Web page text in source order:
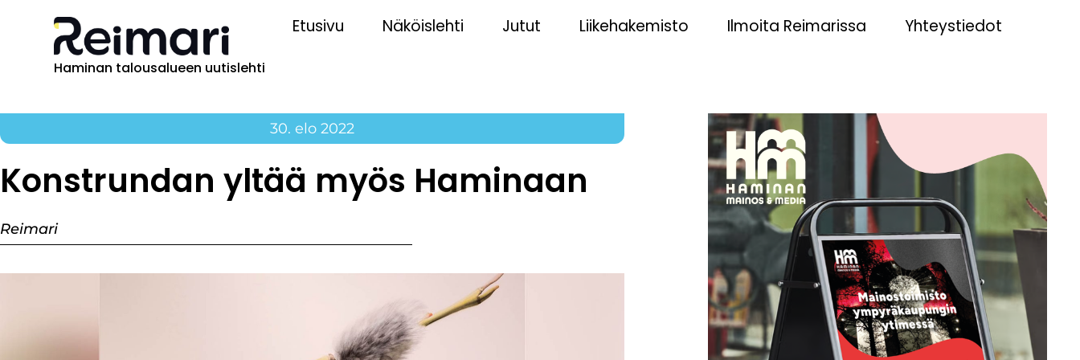
Haminan talousalueen uutislehti
Etusivu Näköislehti Jutut Liikehakemisto Ilmoita Reimarissa Yhteystiedot
30. elo 2022
Konstrundan yltää myös Haminaan
Reimari